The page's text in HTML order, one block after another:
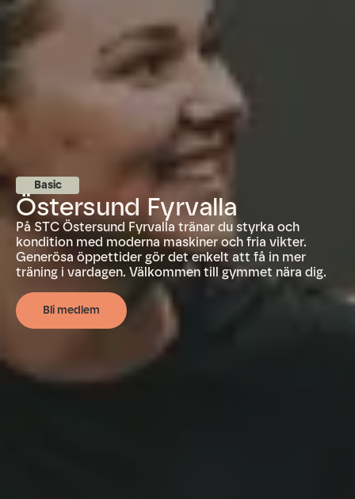
Basic
Östersund Fyrvalla
På STC Östersund Fyrvalla tränar du styrka och
kondition med moderna maskiner och fria vikter.
Generösa öppettider gör det enkelt att få in mer
träning i vardagen. Välkommen till gymmet nära dig.
Bli medlem